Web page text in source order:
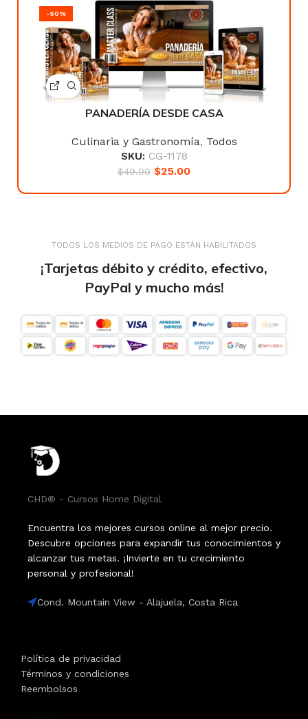
-50%
PANADERÍA DESDE CASA
Culinaria y Gastronomía, Todos
SKU: CG-1178
$49.99 $25.00
TODOS LOS MEDIOS DE PAGO ESTÁN HABILITADOS
¡Tarjetas débito y crédito, efectivo,
PayPal y mucho más!
CHD® - Cursos Home Digital
Encuentra los mejores cursos online al mejor precio.
Descubre opciones para expandir tus conocimientos y
alcanzar tus metas. ¡Invierte en tu crecimiento
personal y profesional!
Cond. Mountain View - Alajuela, Costa Rica
Política de privacidad
Términos y condiciones
Reembolsos